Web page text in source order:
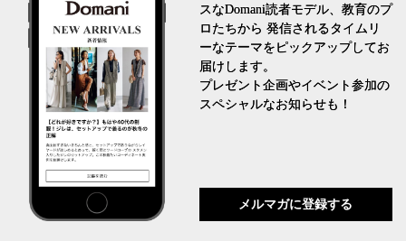
スなDomani読者モデル、教育のプ
ロたちから 発信されるタイムリ
ーなテーマをピックアップしてお
届けします。
プレゼント企画やイベント参加の
スペシャルなお知らせも！
メルマガに登録する